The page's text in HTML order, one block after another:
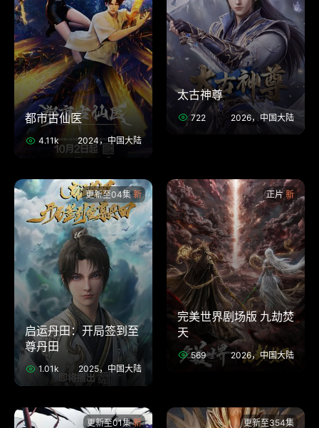
都市古仙医
4.11k 2024，中国大陆
太古神尊
722 2026，中国大陆
更新至04集
启运丹田：开局签到至
尊丹田
1.01k 2025，中国大陆
正片
完美世界剧场版 九劫焚
天
569 2026，中国大陆
更新至01集 更新至354集